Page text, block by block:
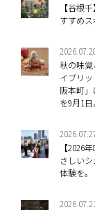
【谷根
すすめ
秋の味
イブリ
阪本町
を9月1
【2026
さしい
体験を。